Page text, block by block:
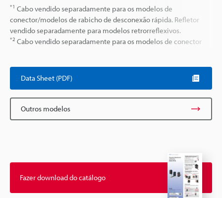
*1 Cabo vendido separadamente para os modelos de
conector/modelos de rabicho de desconexão rápida. Refletor
vendido separadamente para modelos retrorreflexivos.
*2 Cabo vendido separadamente para os modelos de conector
Data Sheet (PDF)
Outros modelos
Fazer download do catálogo